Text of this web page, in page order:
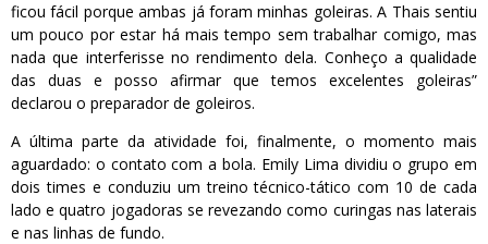
ficou fácil porque ambas já foram minhas goleiras. A Thais sentiu
um pouco por estar há mais tempo sem trabalhar comigo, mas
nada que interferisse no rendimento dela. Conheço a qualidade
das duas e posso afirmar que temos excelentes goleiras”
declarou o preparador de goleiros.
A última parte da atividade foi, finalmente, o momento mais
aguardado: o contato com a bola. Emily Lima dividiu o grupo em
dois times e conduziu um treino técnico-tático com 10 de cada
lado e quatro jogadoras se revezando como curingas nas laterais
e nas linhas de fundo.